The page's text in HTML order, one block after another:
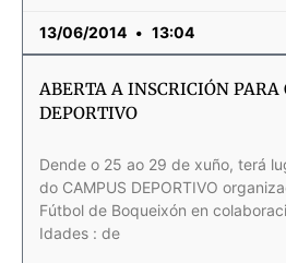
13/06/2014 13:04
ABERTA A INSCRICIÓN PARA
DEPORTIVO
Dende o 25 ao 29 de xuño, terá
do CAMPUS DEPORTIVO
Fútbol de Boqueixón en
Idades : de